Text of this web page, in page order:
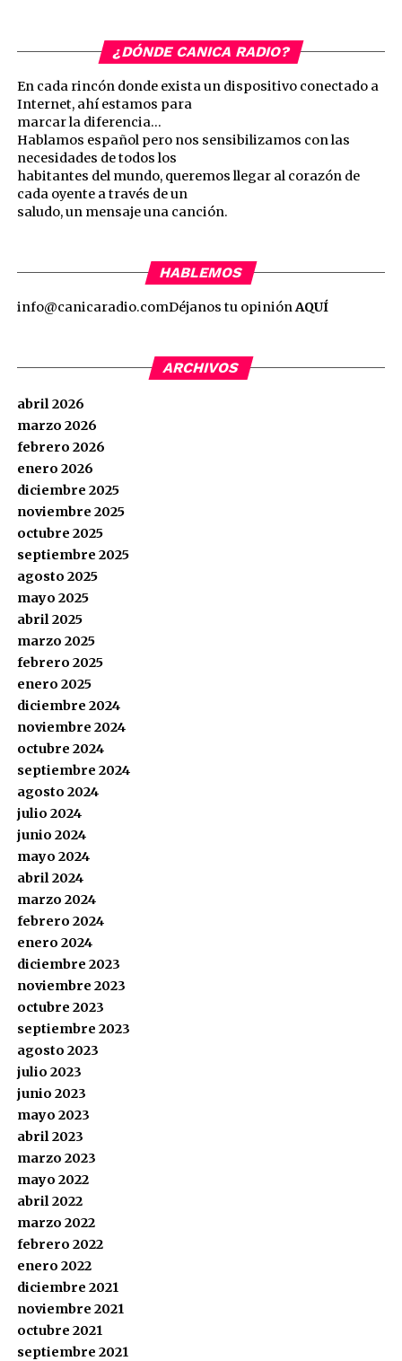
¿DÓNDE CANICA RADIO?
En cada rincón donde exista un dispositivo conectado a
Internet, ahí estamos para
marcar la diferencia…
Hablamos español pero nos sensibilizamos con las
necesidades de todos los
habitantes del mundo, queremos llegar al corazón de
cada oyente a través de un
saludo, un mensaje una canción.
HABLEMOS
info@canicaradio.comDéjanos tu opiniónAQUÍ
ARCHIVOS
abril 2026
marzo 2026
febrero 2026
enero 2026
diciembre 2025
noviembre 2025
octubre 2025
septiembre 2025
agosto 2025
mayo 2025
abril 2025
marzo 2025
febrero 2025
enero 2025
diciembre 2024
noviembre 2024
octubre 2024
septiembre 2024
agosto 2024
julio 2024
junio 2024
mayo 2024
abril 2024
marzo 2024
febrero 2024
enero 2024
diciembre 2023
noviembre 2023
octubre 2023
septiembre 2023
agosto 2023
julio 2023
junio 2023
mayo 2023
abril 2023
marzo 2023
mayo 2022
abril 2022
marzo 2022
febrero 2022
enero 2022
diciembre 2021
noviembre 2021
octubre 2021
septiembre 2021